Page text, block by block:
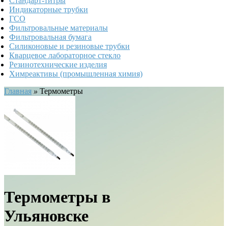
Индикаторные трубки
ГСО
Фильтровальные материалы
Фильтровальная бумага
Силиконовые и резиновые трубки
Кварцевое лабораторное стекло
Резинотехнические изделия
Химреактивы (промышленная химия)
Главная » Термометры
Термометры в
Ульяновске